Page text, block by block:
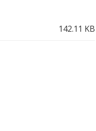
142.11 KB